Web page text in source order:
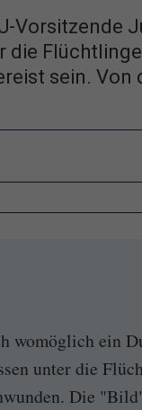
Vorsitzende
die
sein. Von
womöglich ein
unter die
Die